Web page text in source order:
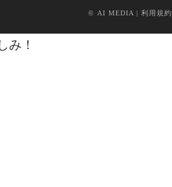
© AI MEDIA | 利用規約
み！